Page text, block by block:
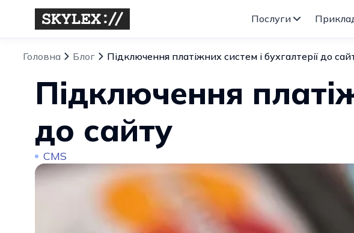
Послуги
Головна Блог Підключення платіжних систем і бухгалтерії до
Підключення
до сайту
CMS